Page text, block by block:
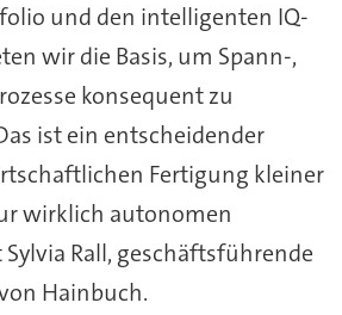
und den intelligenten IQ-
wir die Basis, um Spann-,
konsequent zu
ist ein entscheidender
Fertigung kleiner
wirklich autonomen
Rall, geschäftsführende
Hainbuch.